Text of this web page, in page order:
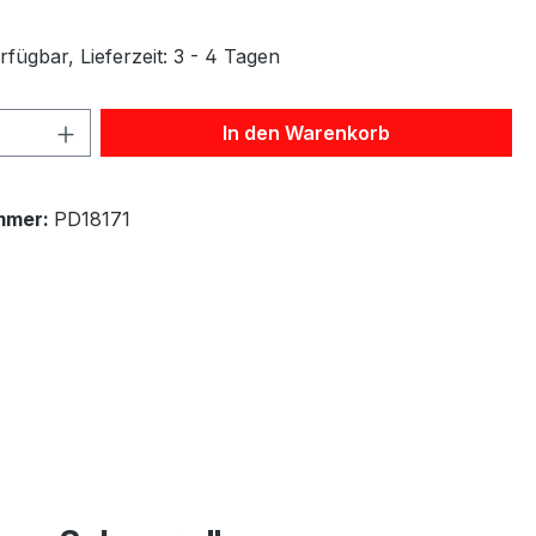
Lieferzeit: 3 - 4 Tagen
Anzahl: Gib den gewünschten Wert
In den Warenkorb
PD18171